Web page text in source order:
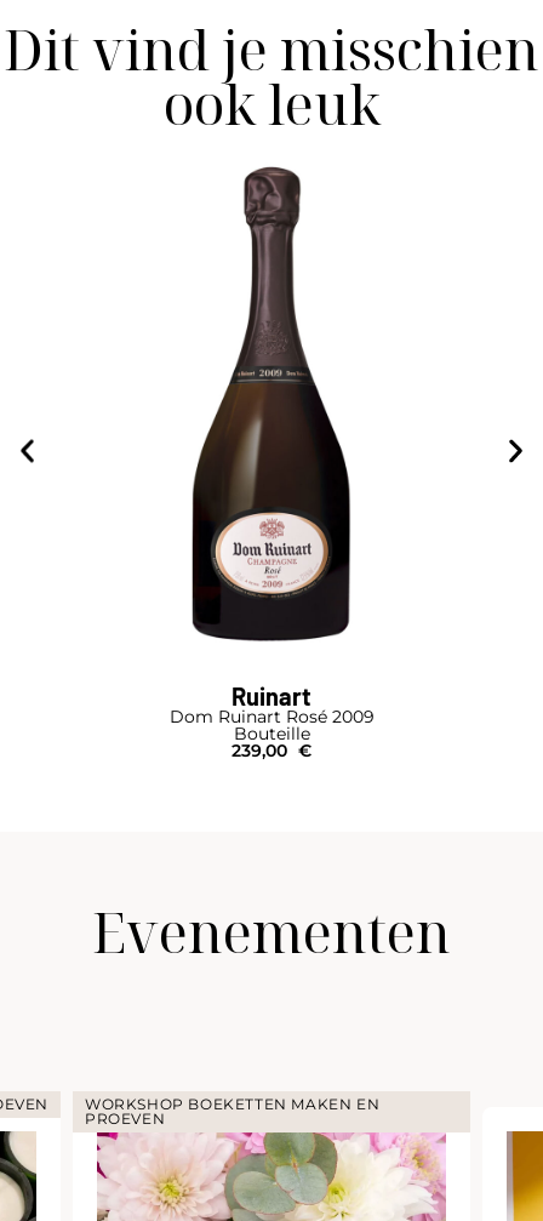
Dit vind je misschien
ook leuk
Ruinart
Dom Ruinart Rosé 2009
Bouteille
239,00 €
Evenementen
WORKSHOP BOEKETTEN MAKEN EN
PROEVEN